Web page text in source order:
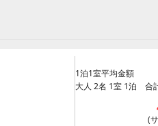
1泊1室平均金額
大人 2名 1室 1泊 合
(